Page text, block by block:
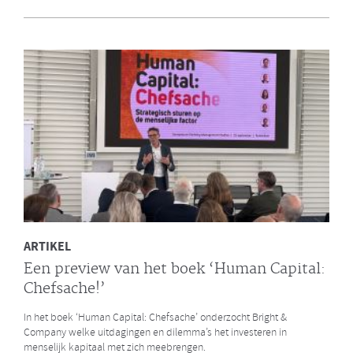
Bright & Company hebben uitgevoerd is een ontwikkelprogramma
voor de managers van Avalex. Een mooi voorbeeld hoe de krachten
van de twee organisaties kunnen worden gebundeld.
LEES MEER
ARTIKEL
Een preview van het boek ‘Human Capital:
Chefsache!’
In het boek ‘Human Capital: Chefsache’ onderzocht Bright &
Company welke uitdagingen en dilemma’s het investeren in
menselijk kapitaal met zich meebrengen.